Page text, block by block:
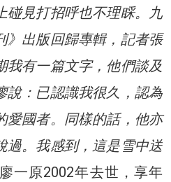
碰見打招呼也不理睬。九
》出版回歸專輯，記者張
我有一篇文字，他們談及
說：已認識我很久，認為
愛國者。同樣的話，他亦
過。我感到，這是雪中送
廖一原2002年去世，享年